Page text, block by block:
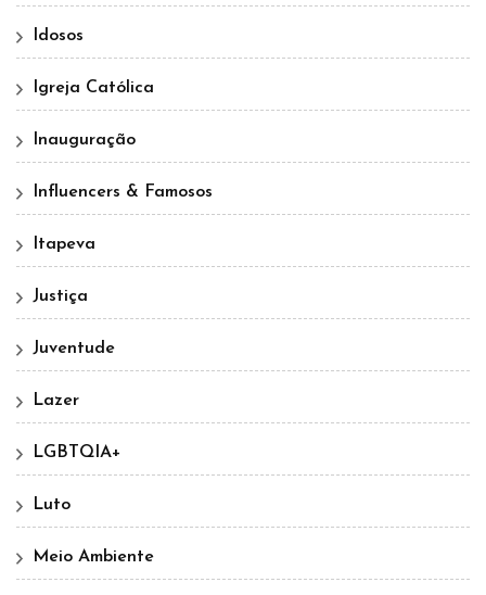
Idosos
Igreja Católica
Inauguração
Influencers & Famosos
Itapeva
Justiça
Juventude
Lazer
LGBTQIA+
Luto
Meio Ambiente